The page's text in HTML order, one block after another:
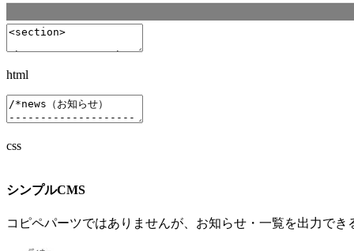
html
css
シンプルCMS
コピペパーツではありませんが、お知らせ・一覧を出力でき